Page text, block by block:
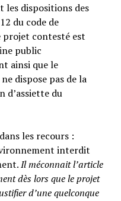
les dispositions des
du code de
projet contesté est
public
ainsi que le
dispose pas de la
d’assiette du
les recours :
interdit
Il méconnait l’article
dès lors que le projet
d’une quelconque